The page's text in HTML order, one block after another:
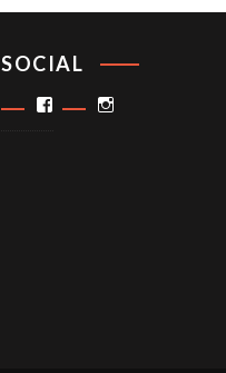
SOCIAL
Facebook